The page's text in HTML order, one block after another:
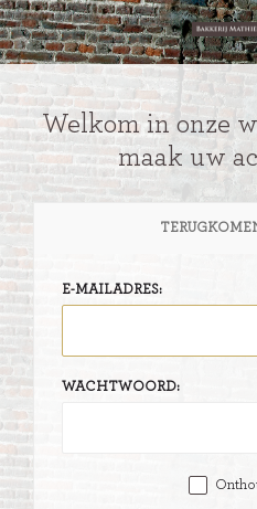
Welkom in onze
maak uw
E-MAILADRES:
WACHTWOORD: